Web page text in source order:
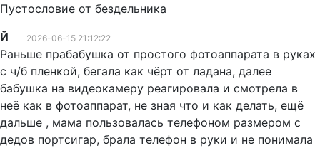
Пустословие от бездельника
Й
2026-06-15 21:12:22
Раньше прабабушка от простого фотоаппарата в руках
с ч/б пленкой, бегала как чёрт от ладана, далее
бабушка на видеокамеру реагировала и смотрела в
неё как в фотоаппарат, не зная что и как делать, ещё
дальше , мама пользовалась телефоном размером с
дедов портсигар, брала телефон в руки и не понимала